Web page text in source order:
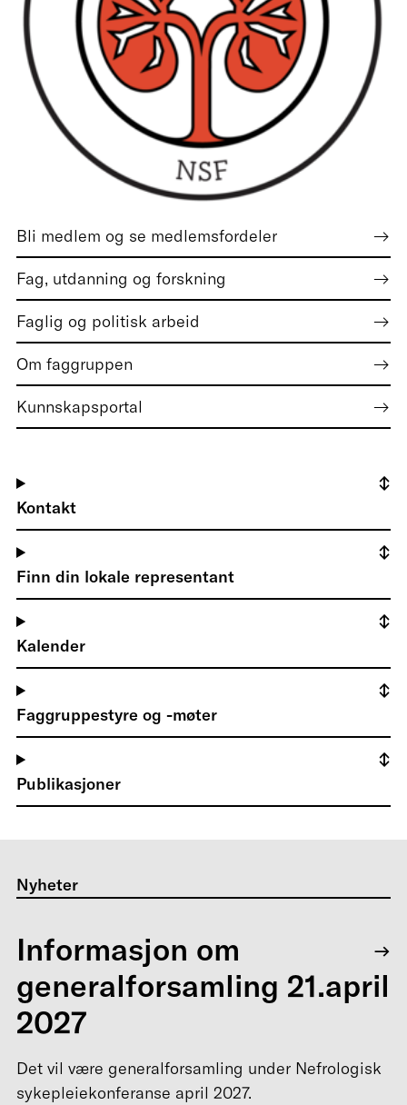
Bli medlem og se medlemsfordeler
Fag, utdanning og forskning
Faglig og politisk arbeid
Om faggruppen
Kunnskapsportal
Kontakt
Finn din lokale representant
Kalender
Faggruppestyre og -møter
Publikasjoner
Nyheter
Informasjon om
generalforsamling 21.april
2027
Det vil være generalforsamling under Nefrologisk
sykepleiekonferanse april 2027.